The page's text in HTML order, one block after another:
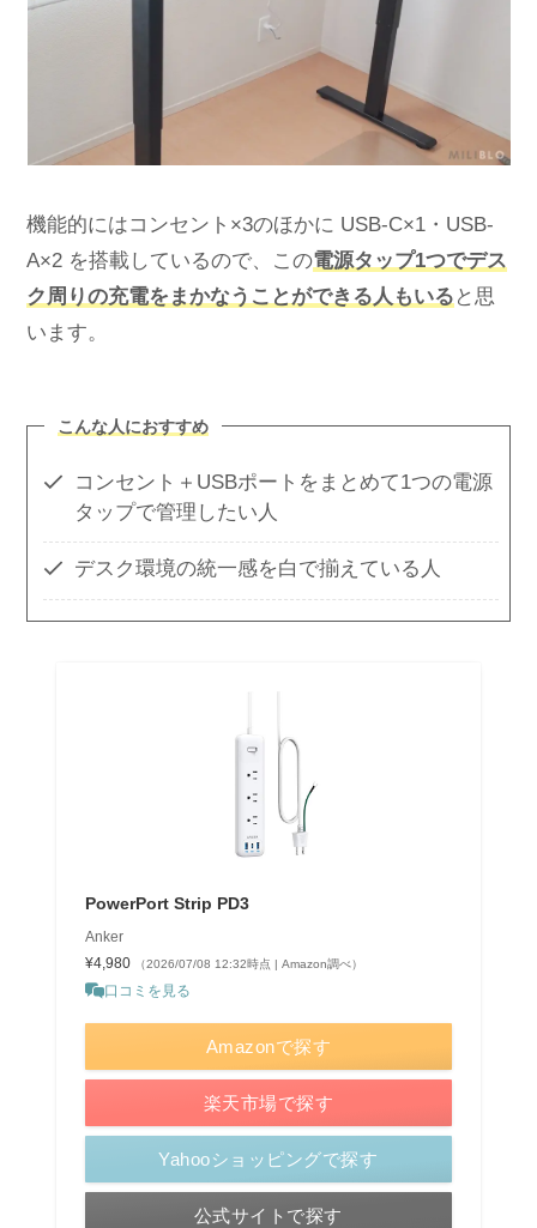
機能的にはコンセント×3のほかに USB-C×1・USB-
A×2 を搭載しているので、この電源タップ1つでデス
ク周りの充電をまかなうことができる人もいる と思
います。
こんな人におすすめ
コンセント＋USBポートをまとめて1つの電源
タップで管理したい人
デスク環境の統一感を白で揃えている人
PowerPort Strip PD3
Anker
¥4,980
（2026/07/08 12:32時点 | Amazon調べ）
口コミを見る
Amazonで探す
楽天市場で探す
Yahooショッピングで探す
公式サイトで探す